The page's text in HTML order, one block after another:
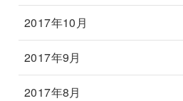
2017年10月
2017年9月
2017年8月